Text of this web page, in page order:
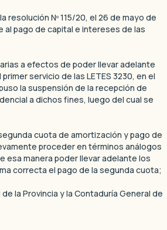
resolución Nº 115/20, el 26 de mayo de
pago de capital e intereses de las
a efectos de poder llevar adelante
servicio de las LETES 3230, en el
la suspensión de la recepción de
a dichos fines, luego del cual se
cuota de amortización y pago de
proceder en términos análogos
esa manera poder llevar adelante los
correcta el pago de la segunda cuota;
la Provincia y la Contaduría General de